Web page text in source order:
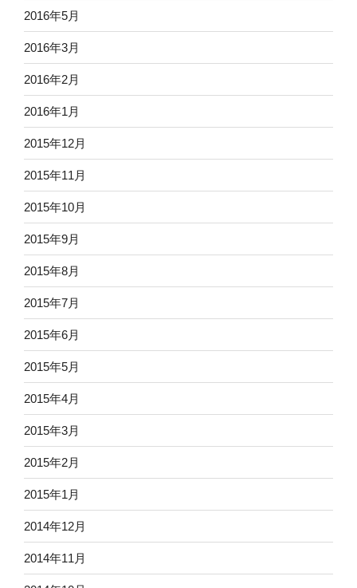
2016年5月
2016年3月
2016年2月
2016年1月
2015年12月
2015年11月
2015年10月
2015年9月
2015年8月
2015年7月
2015年6月
2015年5月
2015年4月
2015年3月
2015年2月
2015年1月
2014年12月
2014年11月